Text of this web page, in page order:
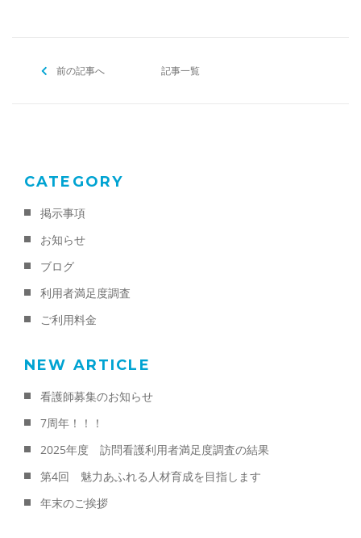
前の記事へ 記事一覧
CATEGORY
掲示事項
お知らせ
ブログ
利用者満足度調査
ご利用料金
NEW ARTICLE
看護師募集のお知らせ
7周年！！！
2025年度 訪問看護利用者満足度調査の結果
第4回 魅力あふれる人材育成を目指します
年末のご挨拶